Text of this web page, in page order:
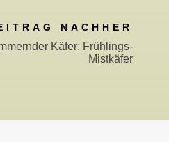
NACHHER
Käfer: Frühlings-
Mistkäfer